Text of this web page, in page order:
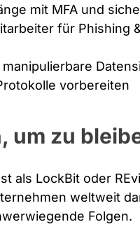
mit MFA und
für Phishing
vorbereiten
um zu
als LockBit oder
weltweit
Folgen.